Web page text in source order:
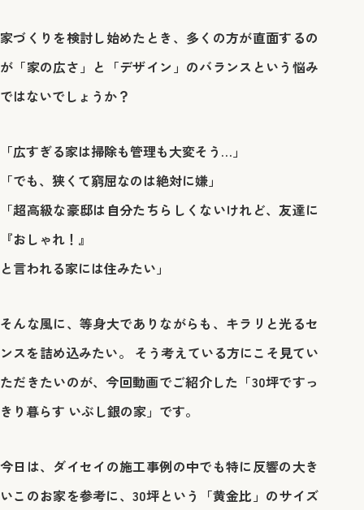
家づくりを検討し始めたとき、多くの方が直面するの
が「家の広さ」と「デザイン」のバランスという悩み
ではないでしょうか？
「広すぎる家は掃除も管理も大変そう…」
「でも、狭くて窮屈なのは絶対に嫌」
「超高級な豪邸は自分たちらしくないけれど、友達に
『おしゃれ！』
と言われる家には住みたい」
そんな風に、等身大でありながらも、キラリと光るセ
ンスを詰め込みたい。 そう考えている方にこそ見てい
ただきたいのが、今回動画でご紹介した「30坪ですっ
きり暮らす いぶし銀の家」です。
今日は、ダイセイの施工事例の中でも特に反響の大き
いこのお家を参考に、30坪という「黄金比」のサイズ